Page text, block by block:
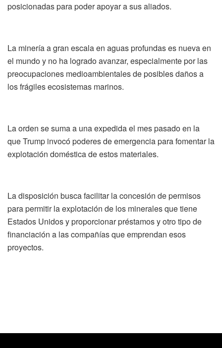
posicionadas para poder apoyar a sus aliados.
La minería a gran escala en aguas profundas es nueva en
el mundo y no ha logrado avanzar, especialmente por las
preocupaciones medioambientales de posibles daños a
los frágiles ecosistemas marinos.
La orden se suma a una expedida el mes pasado en la
que Trump invocó poderes de emergencia para fomentar la
explotación doméstica de estos materiales.
La disposición busca facilitar la concesión de permisos
para permitir la explotación de los minerales que tiene
Estados Unidos y proporcionar préstamos y otro tipo de
financiación a las compañías que emprendan esos
proyectos.